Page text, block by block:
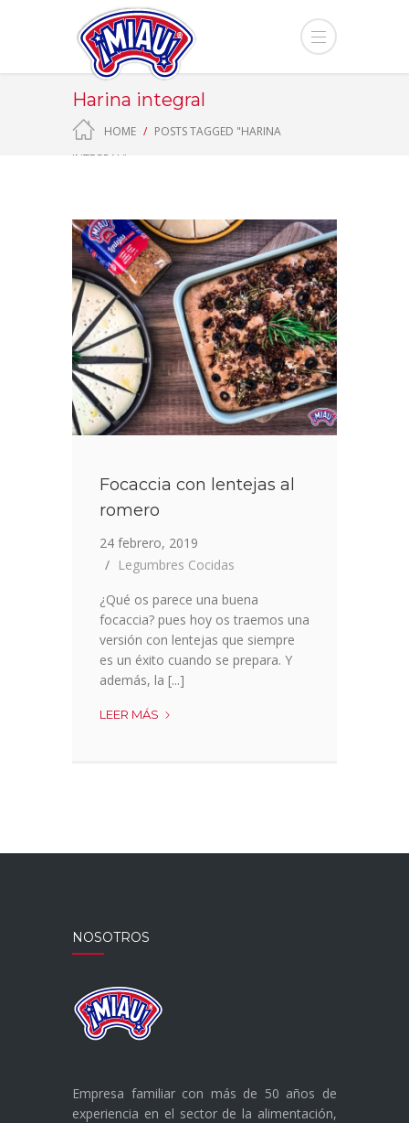
Harina integral
HOME
POSTS TAGGED "HARINA
INTEGRAL"
Focaccia con lentejas al
romero
24 febrero, 2019
Legumbres Cocidas
¿Qué os parece una buena
focaccia? pues hoy os traemos una
versión con lentejas que siempre
es un éxito cuando se prepara. Y
además, la [...]
LEER MÁS
NOSOTROS
Empresa familiar con más de 50 años de
experiencia en el sector de la alimentación,